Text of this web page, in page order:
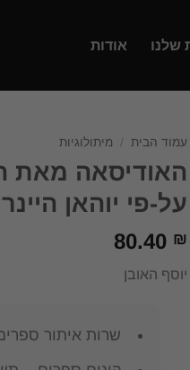
שלנו אודות
עמוד הבית / מיתולוגיות
האודיסאה מאת
על-פי יוהאן
80.40 ₪
יוסף האובן
שרות איתור